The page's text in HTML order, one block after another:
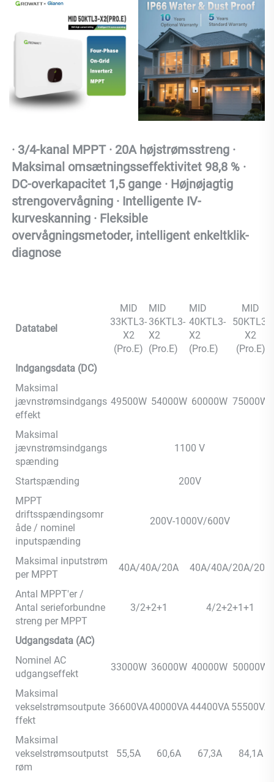
· 3/4-kanal MPPT · 20A højstrømsstreng ·
Maksimal omsætningsseffektivitet 98,8 % ·
DC-overkapacitet 1,5 gange · Højnøjagtig
strengovervågning · Intelligente IV-
kurveskanning · Fleksible
overvågningsmetoder, intelligent enkeltklik-
diagnose
Datatabel
MID
33KTL3-
X2
(Pro.E)
MID
36KTL3-
X2
(Pro.E)
MID
40KTL3-
X2
(Pro.E)
MID
50KTL3-
X2
(Pro.E)
Indgangsdata (DC)
Maksimal
jævnstrømsindgangs
effekt
49500W 54000W 60000W 75000W
Maksimal
jævnstrømsindgangs
spænding
1100 V
Startspænding
200V
MPPT
driftsspændingsomr
åde / nominel
inputspænding
200V-1000V/600V
Maksimal inputstrøm
per MPPT
40A/40A/20A 40A/40A/20A/20A
Antal MPPT'er /
Antal serieforbundne
streng per MPPT
3/2+2+1 4/2+2+1+1
Udgangsdata (AC)
Nominel AC
udgangseffekt
33000W 36000W 40000W 50000W
Maksimal
vekselstrømsoutpute
ffekt
36600VA40000VA44400VA 55500VA
Maksimal
vekselstrømsoutputst
røm
55,5A 60,6A 67,3A 84,1A